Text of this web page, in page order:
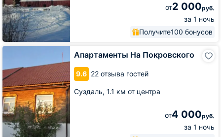
от2 000руб.
за 1 ночь
Получите100 бонусов
Апартаменты На Покровского
9.6 22 отзыва гостей
Суздаль, 1.1 км от центра
от4 000руб.
за 1 ночь
Апартаменты
Покровского